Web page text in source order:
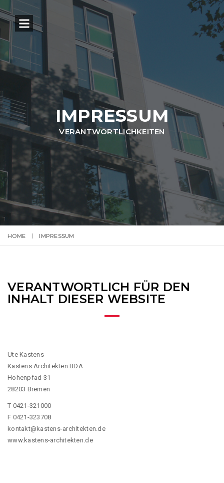
IMPRESSUM
VERANTWORTLICHKEITEN
HOME IMPRESSUM
VERANTWORTLICH FÜR DEN
INHALT DIESER WEBSITE
Ute Kastens
Kastens Architekten BDA
Hohenpfad 31
28203 Bremen
T 0421-321000
F 0421-323708
kontakt@kastens-architekten.de
www.kastens-architekten.de